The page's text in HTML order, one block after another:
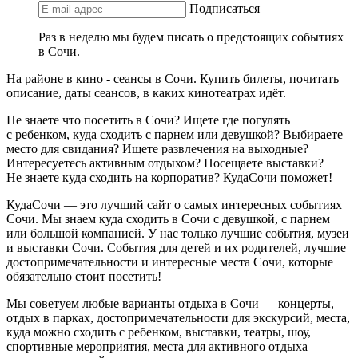
Подписаться
Раз в неделю мы будем писать о предстоящих событиях
в Сочи.
На районе в кино - сеансы в Сочи. Купить билеты, почитать
описание, даты сеансов, в каких кинотеатрах идёт.
Не знаете что посетить в Сочи? Ищете где погулять
с ребенком, куда сходить с парнем или девушкой? Выбираете
место для свидания? Ищете развлечения на выходные?
Интересуетесь активным отдыхом? Посещаете выставки?
Не знаете куда сходить на корпоратив? КудаСочи поможет!
КудаСочи — это лучший сайт о самых интересных событиях
Сочи. Мы знаем куда сходить в Сочи с девушкой, с парнем
или большой компанией. У нас только лучшие события, музеи
и выставки Сочи. События для детей и их родителей, лучшие
достопримечательности и интересные места Сочи, которые
обязательно стоит посетить!
Мы советуем любые варианты отдыха в Сочи — концерты,
отдых в парках, достопримечательности для экскурсий, места,
куда можно сходить с ребенком, выставки, театры, шоу,
спортивные мероприятия, места для активного отдыха